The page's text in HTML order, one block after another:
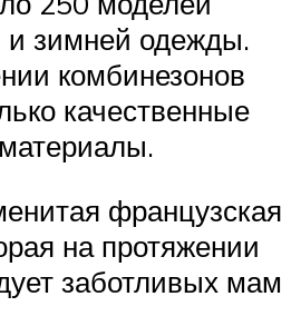
и зимней одежды.
комбинезонов
качественные
французская
на протяжении
заботливых мам